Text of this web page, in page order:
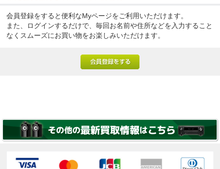
会員登録をすると便利なMyページをご利用いただけます。
また、ログインするだけで、毎回お名前や住所などを入力すること
なくスムーズにお買い物をお楽しみいただけます。